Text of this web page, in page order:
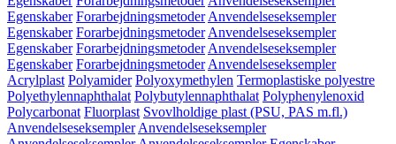
Egenskaber Forarbejdningsmetoder Anvendelseseksempler
Egenskaber Forarbejdningsmetoder Anvendelseseksempler
Egenskaber Forarbejdningsmetoder Anvendelseseksempler
Egenskaber Forarbejdningsmetoder Anvendelseseksempler
Acrylplast Polyamider Polyoxymethylen Termoplastiske polyestre
Polyethylennaphthalat Polybutylennaphthalat Polyphenylenoxid
Polycarbonat Fluorplast Svovlholdige plast (PSU, PAS m.fl.)
Anvendelseseksempler Anvendelseseksempler